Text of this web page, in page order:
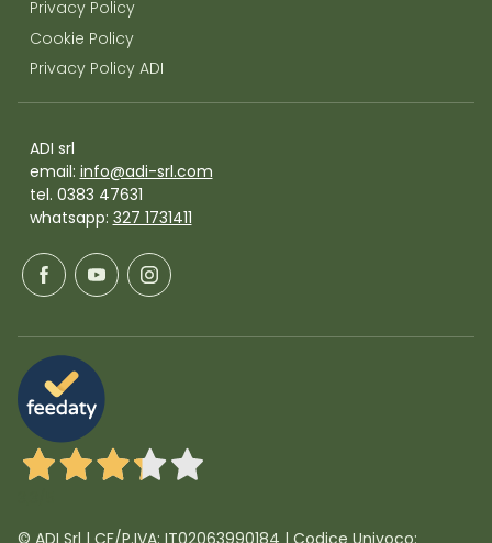
Privacy Policy
Cookie Policy
Privacy Policy ADI
ADI srl
email: info@adi-srl.com
tel. 0383 47631
whatsapp: 327 1731411